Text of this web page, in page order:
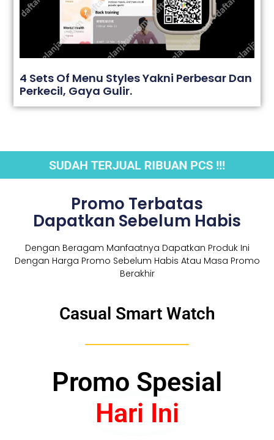
4 Sets Of Menu Styles Yakni Perbesar Dan
Perkecil, Gaya Gulir.
SUDAH TERJUAL RIBUAN PCS !!!
Promo Terbatas
Dapatkan Sebelum Habis
Dengan Beragam Manfaatnya Dapatkan Produk Ini
Dengan Harga Promo Sebelum Habis Atau Masa Promo
Berakhir
Casual Smart Watch
Promo Spesial
Hari Ini